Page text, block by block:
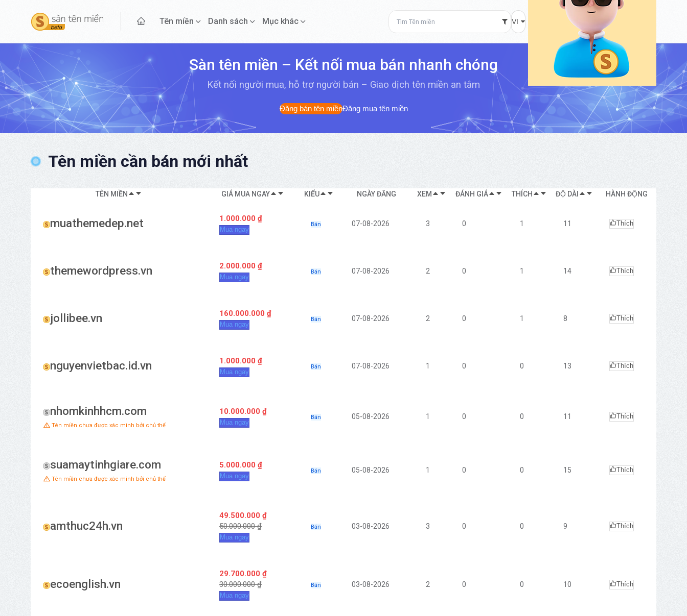
Tên miền Danh sách Mục khác VI
Sàn tên miền – Kết nối mua bán nhanh chóng
Kết nối người mua, hỗ trợ người bán – Giao dịch tên miền an tâm
Đăng bán tên miềnĐăng mua tên miền
Tên miền cần bán mới nhất
TÊN MIỀN GIÁ MUA NGAY KIỂU NGÀY ĐĂNG XEM ĐÁNH GIÁ THÍCH ĐỘ DÀI HÀNH ĐỘNG
muathemedep.net 1.000.000 ₫
Mua ngay
Bán 07-08-2026 3 0 1 11 Thích
themewordpress.vn 2.000.000 ₫
Mua ngay
Bán 07-08-2026 2 0 1 14 Thích
jollibee.vn 160.000.000 ₫
Mua ngay
Bán 07-08-2026 2 0 1 8 Thích
nguyenvietbac.id.vn 1.000.000 ₫
Mua ngay
Bán 07-08-2026 1 0 0 13 Thích
nhomkinhhcm.com
Tên miền chưa được xác minh bởi chủ thể
10.000.000 ₫
Mua ngay
Bán 05-08-2026 1 0 0 11 Thích
suamaytinhgiare.com
Tên miền chưa được xác minh bởi chủ thể
5.000.000 ₫
Mua ngay
Bán 05-08-2026 1 0 0 15 Thích
amthuc24h.vn
49.500.000 ₫
50.000.000 ₫
Mua ngay
Bán 03-08-2026 3 0 0 9 Thích
ecoenglish.vn
29.700.000 ₫
30.000.000 ₫
Mua ngay
Bán 03-08-2026 2 0 0 10 Thích